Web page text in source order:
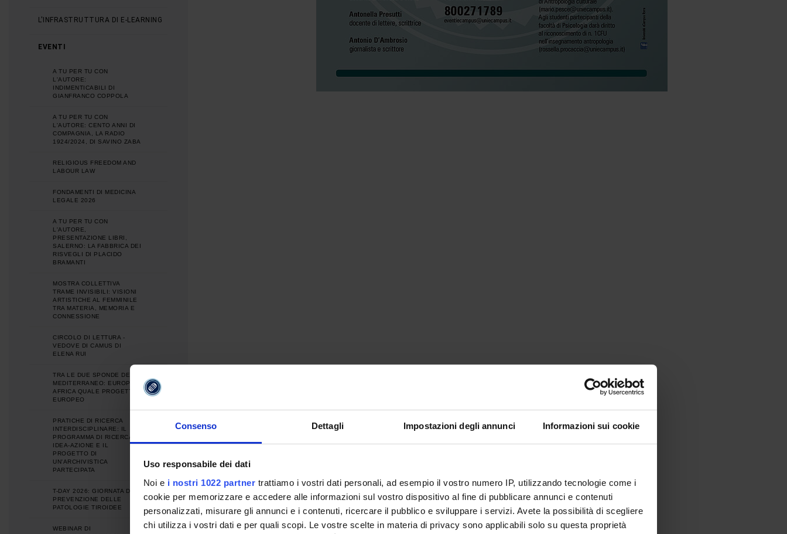
Consenso Dettagli Impostazioni degli annunci Informazioni sui cookie
Uso responsabile dei dati
Noi e i nostri 1022 partner trattiamo i vostri dati personali, ad esempio il vostro numero IP, utilizzando tecnologie come i
cookie per memorizzare e accedere alle informazioni sul vostro dispositivo al fine di pubblicare annunci e contenuti
personalizzati, misurare gli annunci e i contenuti, ricercare il pubblico e sviluppare i servizi. Avete la possibilità di scegliere
chi utilizza i vostri dati e per quali scopi. Le vostre scelte in materia di privacy sono applicabili solo su questa proprietà
L'INFRASTRUTTURA DI E-LEARNING
EVENTI
A TU PER TU CON
L'AUTORE:
INDIMENTICABILI DI
GIANFRANCO COPPOLA
A TU PER TU CON
L'AUTORE: CENTO ANNI DI
COMPAGNIA, LA RADIO
1924/2024, DI SAVINO ZABA
RELIGIOUS FREEDOM AND
LABOUR LAW
FONDAMENTI DI MEDICINA
LEGALE 2026
A TU PER TU CON
L'AUTORE,
PRESENTAZIONE LIBRI,
SALERNO: LA FABBRICA DEI
RISVEGLI DI PLACIDO
BRAMANTI
MOSTRA COLLETTIVA
TRAME INVISIBILI: VISIONI
ARTISTICHE AL FEMMINILE
TRA MATERIA, MEMORIA E
CONNESSIONE
CIRCOLO DI LETTURA -
VEDOVE DI CAMUS DI
ELENA RUI
TRA LE DUE SPONDE DEL
MEDITERRANEO: EUROPA E
AFRICA QUALE PROGETTO
EUROPEO
PRATICHE DI RICERCA
INTERDISCIPLINARE: IL
PROGRAMMA DI RICERCA
IDEA-AZIONE E IL
PROGETTO DI
UN'ARCHIVISTICA
PARTECIPATA
T-DAY 2026: GIORNATA DI
PREVENZIONE DELLE
PATOLOGIE TIROIDEE
WEBINAR DI